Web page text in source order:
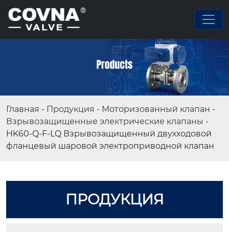
Главная - Продукция - Моторизованный клапан -
Взрывозащищенные электрические клапаны -
HK60-Q-F-LQ Взрывозащищенный двухходовой
фланцевый шаровой электроприводной клапан
ПРОДУКЦИЯ